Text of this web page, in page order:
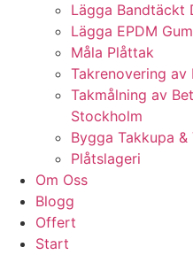
Lägga Bandtäckt
Lägga EPDM
Måla Plåttak
Takrenovering av
Takmålning av
Stockholm
Bygga Takkupa &
Plåtslageri
Om Oss
Blogg
Offert
Start